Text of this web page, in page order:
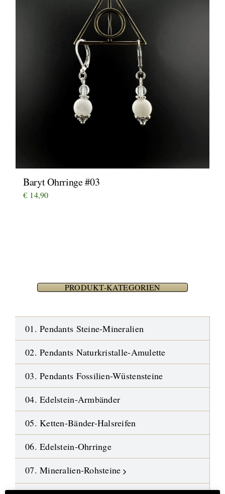
Baryt Ohrringe #03
€ 14,90
PRODUKT-KATEGORIEN
01. Pendants Steine-Mineralien
02. Pendants Naturkristalle-Amulette
03. Pendants Fossilien-Wüstensteine
04. Edelstein-Armbänder
05. Ketten-Bänder-Halsreifen
06. Edelstein-Ohrringe
07. Mineralien-Rohsteine